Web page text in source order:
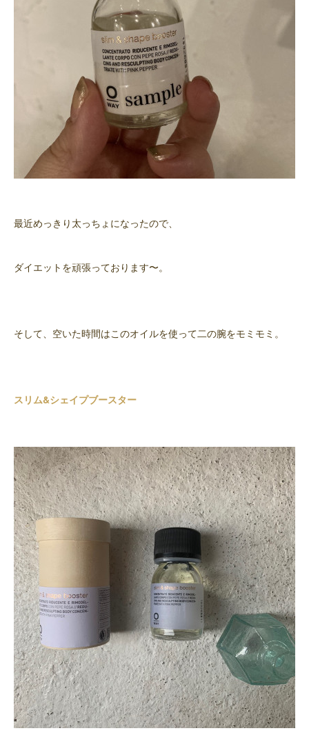
最近めっきり太っちょになったので、
ダイエットを頑張っております〜。
そして、空いた時間はこのオイルを使って二の腕をモミモミ。
スリム&シェイプブースター